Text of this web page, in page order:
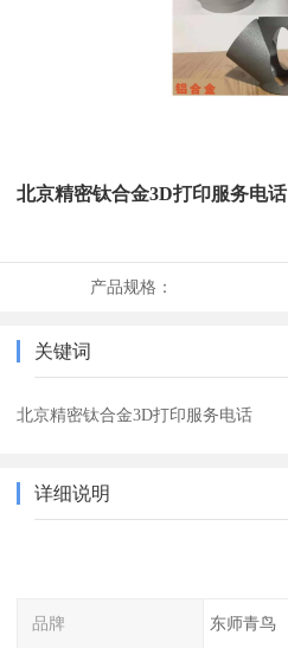
北京精密钛合金3D打印服务电
产品规格：
关键词
北京精密钛合金3D打印服务电话
详细说明
品牌 东师青鸟